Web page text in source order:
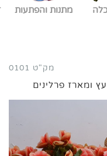
מתנות והפתעות
מק"ט 0101
ומארז פרלינים